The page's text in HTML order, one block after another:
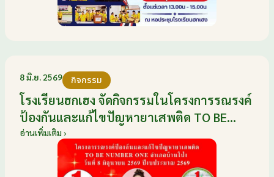
8 มิ.ย. 2569 กิจกรรม
โรงเรียนฮกเฮง จัดกิจกรรมในโครงการรณรงค์
ป้องกันและแก้ไขปัญหายาเสพติด TO BE
NUMBER ONE อำเภอบ้านโป่ง ปีงบประมาณ
2569 ให้กับนักเรียนแกนนำ ในวันที่ 8
มิถุนายน 2569
อ่านเพิ่มเติม ›